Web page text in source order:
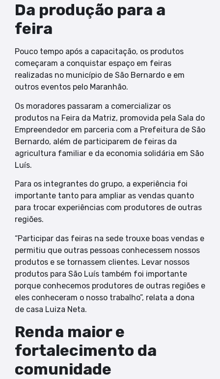
Da produção para a
feira
Pouco tempo após a capacitação, os produtos
começaram a conquistar espaço em feiras
realizadas no município de São Bernardo e em
outros eventos pelo Maranhão.
Os moradores passaram a comercializar os
produtos na Feira da Matriz, promovida pela Sala do
Empreendedor em parceria com a Prefeitura de São
Bernardo, além de participarem de feiras da
agricultura familiar e da economia solidária em São
Luís.
Para os integrantes do grupo, a experiência foi
importante tanto para ampliar as vendas quanto
para trocar experiências com produtores de outras
regiões.
“Participar das feiras na sede trouxe boas vendas e
permitiu que outras pessoas conhecessem nossos
produtos e se tornassem clientes. Levar nossos
produtos para São Luís também foi importante
porque conhecemos produtores de outras regiões e
eles conheceram o nosso trabalho”, relata a dona
de casa Luiza Neta.
Renda maior e
fortalecimento da
comunidade